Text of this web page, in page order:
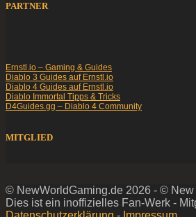
PARTNER
Ernstl.io – Gaming & Guides
Diablo 3 Guides auf Ernstl.io
Diablo 4 Guides auf Ernstl.io
Diablo Immortal Tipps & Tricks
D4Guides.gg – Diablo 4 Community
MITGLIED
© NewWorldGaming.de 2026 - © New
Dies ist ein inoffizielles Fan-Werk -